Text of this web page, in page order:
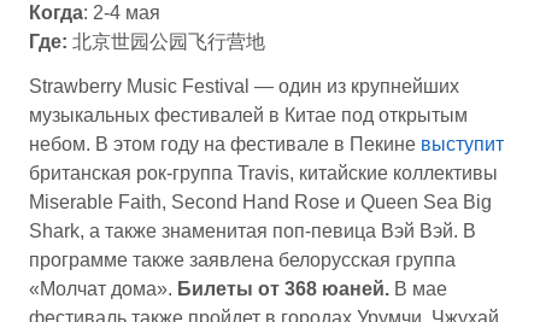
Когда: 2-4 мая
Где: 北京世园公园飞行营地
Strawberry Music Festival — один из крупнейших
музыкальных фестивалей в Китае под открытым
небом. В этом году на фестивале в Пекине выступит
британская рок-группа Travis, китайские коллективы
Miserable Faith, Second Hand Rose и Queen Sea Big
Shark, а также знаменитая поп-певица Вэй Вэй. В
программе также заявлена белорусская группа
«Молчат дома». Билеты от 368 юаней. В мае
фестиваль также пройдет в городах Урумчи, Чжухай